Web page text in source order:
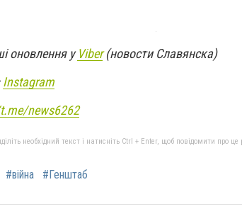
оновлення уViber(новости Славянска)
Instagram
news6262
необхідний текст і натисніть Ctrl + Enter, щоб повідомити про це
#війна #Генштаб